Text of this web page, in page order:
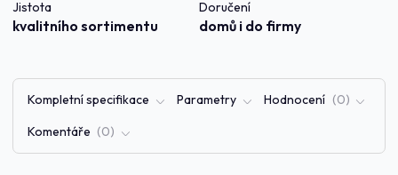
Jistota
kvalitního sortimentu
Doručení
domů i do firmy
Kompletní specifikace Parametry Hodnocení 0
Komentáře 0